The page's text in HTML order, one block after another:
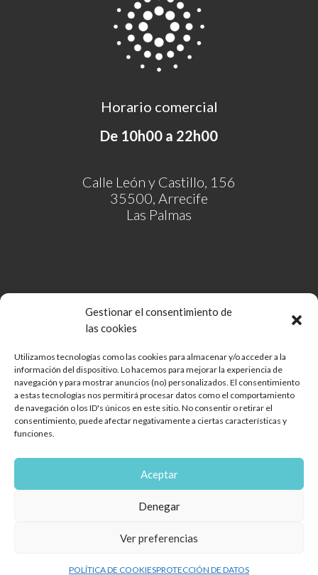
Gestionar el consentimiento de
las cookies
Utilizamos tecnologías como las cookies para almacenar y/o acceder a la
información del dispositivo. Lo hacemos para mejorar la experiencia de
navegación y para mostrar anuncios (no) personalizados. El consentimiento
a estas tecnologías nos permitirá procesar datos como el comportamiento
de navegación o los ID's únicos en este sitio. No consentir o retirar el
consentimiento, puede afectar negativamente a ciertas características y
funciones.
Aceptar
Denegar
Ver preferencias
POLÍTICA DE COOKIESPROTECCIÓN DE DATOS
Horario comercial
De 10h00 a 22h00
Calle León y Castillo, 156
35500, Arrecife
Las Palmas
Comunidad de Bienes Open Mall Lanzarote CB
Aviso legal
Política de cookies
Protección de Datos
Diseño web